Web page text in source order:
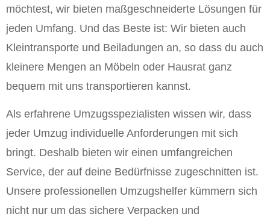
möchtest, wir bieten maßgeschneiderte Lösungen für
jeden Umfang. Und das Beste ist: Wir bieten auch
Kleintransporte und Beiladungen an, so dass du auch
kleinere Mengen an Möbeln oder Hausrat ganz
bequem mit uns transportieren kannst.
Als erfahrene Umzugsspezialisten wissen wir, dass
jeder Umzug individuelle Anforderungen mit sich
bringt. Deshalb bieten wir einen umfangreichen
Service, der auf deine Bedürfnisse zugeschnitten ist.
Unsere professionellen Umzugshelfer kümmern sich
nicht nur um das sichere Verpacken und